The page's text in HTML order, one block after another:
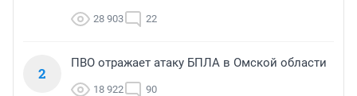
28 903 22
2
ПВО отражает атаку БПЛА в Омской области
18 922 90